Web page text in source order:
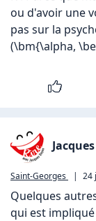
ou d'avoir une
pas sur la
(\bm{\alpha,
Saint-Georges | 24
Quelques
qui est